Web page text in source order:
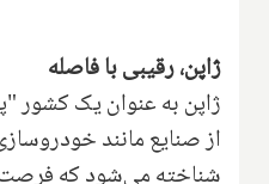
ژاپن، رقیبی با فاصله
ژاپن به عنوان یک کشور
از صنایع مانند